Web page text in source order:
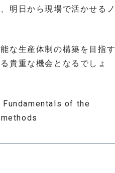
明日から現場で活かせるノ
な生産体制の構築を目指す
貴重な機会となるでしょ
of the